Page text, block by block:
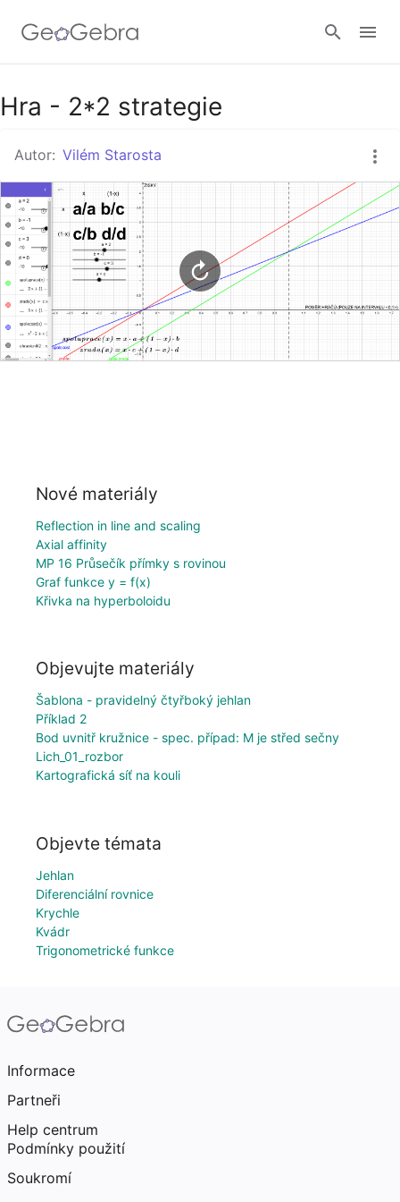
Google Classroom
GeoGebra Třída
Hra - 2*2 strategie
Autor: Vilém Starosta
Nové materiály
Reflection in line and scaling
Axial affinity
MP 16 Průsečík přímky s rovinou
Graf funkce y = f(x)
Křivka na hyperboloidu
Objevujte materiály
Šablona - pravidelný čtyřboký jehlan
Příklad 2
Bod uvnitř kružnice - spec. případ: M je střed sečny
Lich_01_rozbor
Kartografická síť na kouli
Objevte témata
Jehlan
Diferenciální rovnice
Krychle
Kvádr
Trigonometrické funkce
Informace
Partneři
Help centrum
Podmínky použití
Soukromí